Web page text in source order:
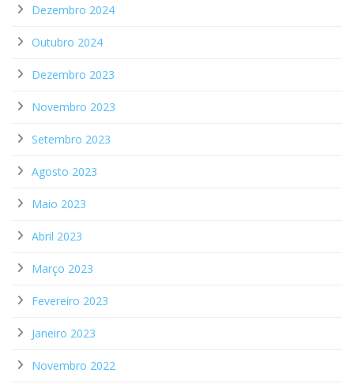
Dezembro 2024
Outubro 2024
Dezembro 2023
Novembro 2023
Setembro 2023
Agosto 2023
Maio 2023
Abril 2023
Março 2023
Fevereiro 2023
Janeiro 2023
Novembro 2022